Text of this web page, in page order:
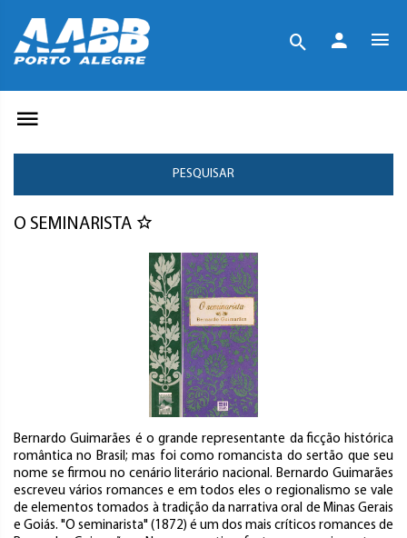
PESQUISAR
O SEMINARISTA
Bernardo Guimarães é o grande representante da ficção histórica
romântica no Brasil; mas foi como romancista do sertão que seu
nome se firmou no cenário literário nacional. Bernardo Guimarães
escreveu vários romances e em todos eles o regionalismo se vale
de elementos tomados à tradição da narrativa oral de Minas Gerais
e Goiás. "O seminarista" (1872) é um dos mais críticos romances de